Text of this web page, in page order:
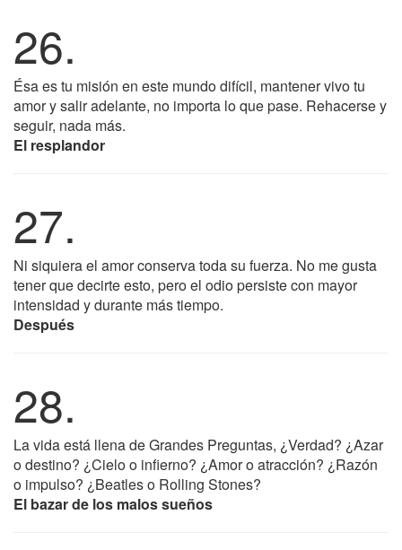
26.
Ésa es tu misión en este mundo difícil, mantener vivo tu
amor y salir adelante, no importa lo que pase. Rehacerse y
seguir, nada más.
El resplandor
27.
Ni siquiera el amor conserva toda su fuerza. No me gusta
tener que decirte esto, pero el odio persiste con mayor
intensidad y durante más tiempo.
Después
28.
La vida está llena de Grandes Preguntas, ¿Verdad? ¿Azar
o destino? ¿Cielo o infierno? ¿Amor o atracción? ¿Razón
o impulso? ¿Beatles o Rolling Stones?
El bazar de los malos sueños